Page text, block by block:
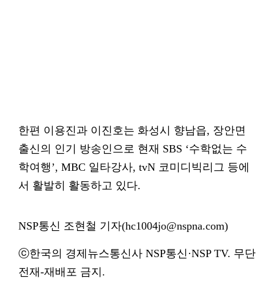
한편 이용진과 이진호는 화성시 향남읍, 장안면
출신의 인기 방송인으로 현재 SBS ‘수학없는 수
학여행’, MBC 일타강사, tvN 코미디빅리그 등에
서 활발히 활동하고 있다.
NSP통신 조현철 기자(hc1004jo@nspna.com)
ⓒ한국의 경제뉴스통신사 NSP통신·NSP TV. 무단
전재-재배포 금지.